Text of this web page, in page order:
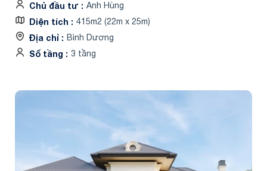
Chủ đầu tư
Anh Hùng
Diện tích 415m2 (22m x 25m)
Địa chỉ Bình Dương
Số tầng 3 tầng